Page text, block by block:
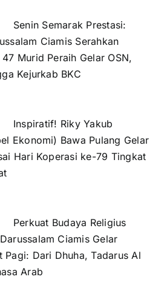
Senin Semarak Prestasi:
Ciamis Serahkan
Murid Peraih Gelar OSN,
Kejurkab BKC
Inspiratif! Riky Yakub
Ekonomi) Bawa Pulang Gelar
Hari Koperasi ke-79 Tingkat
Perkuat Budaya Religius
Ciamis Gelar
Pagi: Dari Dhuha, Tadarus Al
Arab